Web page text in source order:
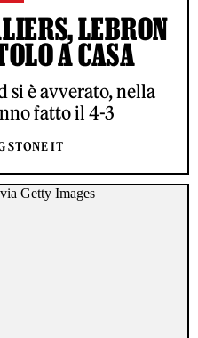
LEBRON
A CASA
si è avverato, nella
fatto il 4-3
STONE IT